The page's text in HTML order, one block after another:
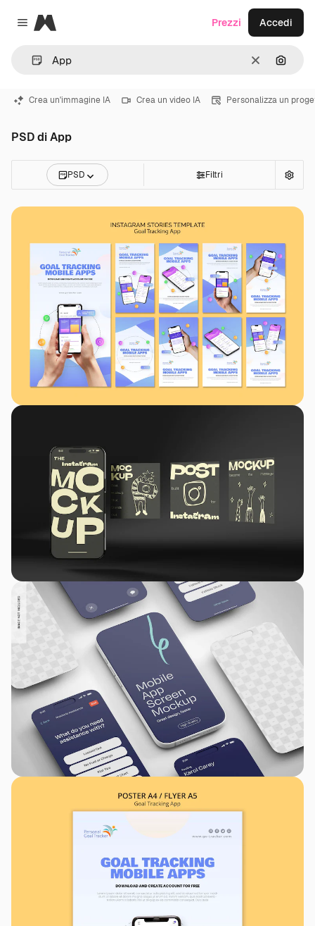
Close menu
Magnific
CancellaCerca
Prezzi Accedi
Crea un'immagine IA Crea un video IA Personalizza un
PSD di App
PSD Filtri